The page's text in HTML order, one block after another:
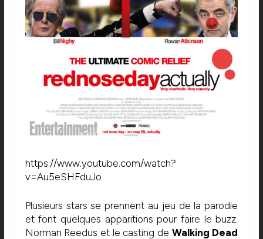
https://www.youtube.com/watch?
v=Au5eSHFduJo
Plusieurs stars se prennent au jeu de la parodie
et font quelques apparitions pour faire le buzz.
Norman Reedus et le casting de Walking Dead